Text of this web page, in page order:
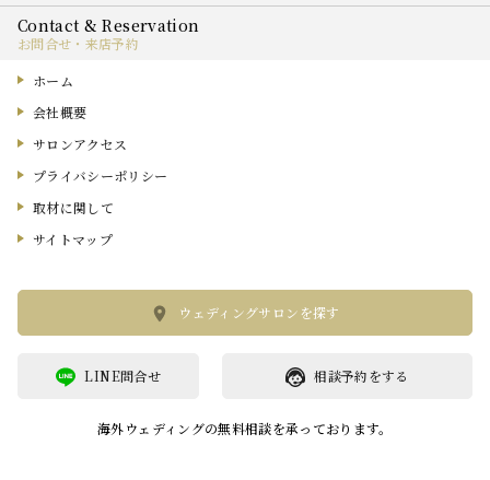
お問合せ・来店予約
ホーム
会社概要
サロンアクセス
プライバシーポリシー
取材に関して
サイトマップ
ウェディングサロンを探す
相談予約をする
LINE問合せ
海外ウェディングの無料相談を承っております。